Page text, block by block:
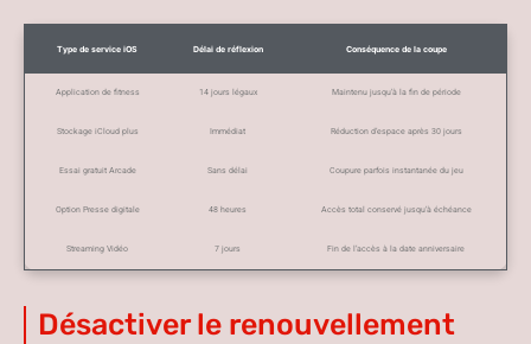
Type de service iOS Délai de réflexion Conséquence de la coupe
Application de fitness 14 jours légaux Maintenu jusqu’à la fin de période
Stockage iCloud plus Immédiat Réduction d’espace après 30 jours
Essai gratuit Arcade Sans délai Coupure parfois instantanée du jeu
Option Presse digitale 48 heures Accès total conservé jusqu’à échéance
Streaming Vidéo 7 jours Fin de l’accès à la date anniversaire
Désactiver le renouvellement